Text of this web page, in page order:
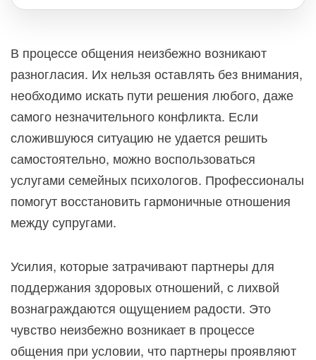
В процессе общения неизбежно возникают
разногласия. Их нельзя оставлять без внимания,
необходимо искать пути решения любого, даже
самого незначительного конфликта. Если
сложившуюся ситуацию не удается решить
самостоятельно, можно воспользоваться
услугами семейных психологов. Профессионалы
помогут восстановить гармоничные отношения
между супругами.
Усилия, которые затрачивают партнеры для
поддержания здоровых отношений, с лихвой
вознаграждаются ощущением радости. Это
чувство неизбежно возникает в процессе
общения при условии, что партнеры проявляют